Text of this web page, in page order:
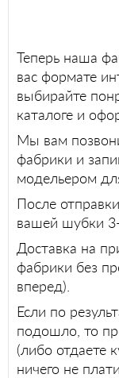
Теперь наша
вас формате
выбирайте
каталоге и
Мы вам
фабрики и
модельером
После
вашей шубки
Доставка на
фабрики без
вперед).
Если по
подошло, то
(либо отдаете
ничего не